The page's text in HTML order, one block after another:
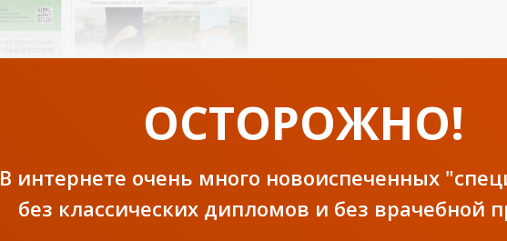
ОСТОРОЖНО!
В интернете очень много новоиспеченных
без классических дипломов и без врачебной